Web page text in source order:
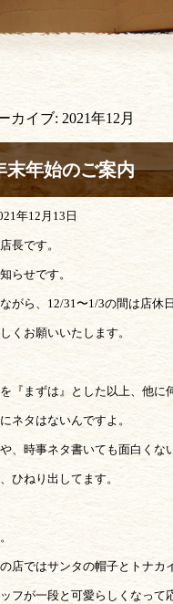
カイブ: 2021年12月
末年始のご案内
年12月13日
長です。
らせです。
がら、12/31〜1/3の間は店休
くお願いいたします。
『まずは』とした以上、他に
ネタはないんですよ。
、時事ネタ書いても面白くな
ひねり出してます。
店ではサンタの帽子とトナカ
フが一段と可愛らしくなって